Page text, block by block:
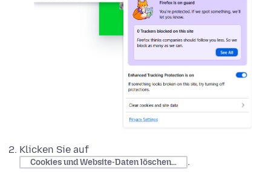
Klicken Sie auf
Cookies und Website-Daten löschen… .